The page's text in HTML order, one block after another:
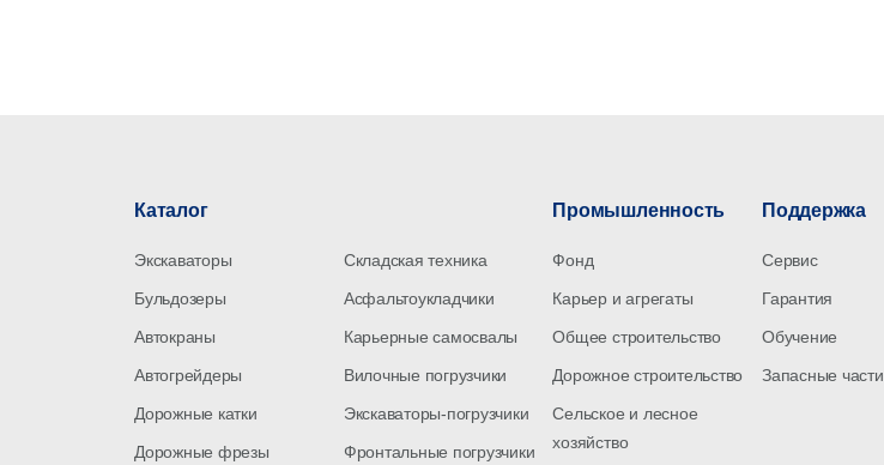
Каталог
Экскаваторы
Бульдозеры
Автокраны
Автогрейдеры
Дорожные катки
Дорожные фрезы
Складская техника
Асфальтоукладчики
Карьерные самосвалы
Вилочные погрузчики
Экскаваторы-погрузчики
Фронтальные погрузчики
Промышленность
Фонд
Карьер и агрегаты
Общее строительство
Дорожное строительство
Сельское и лесное
хозяйство
Поддержка
Сервис
Гарантия
Обучение
Запасные части